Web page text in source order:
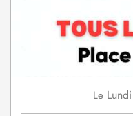
Le Lundi